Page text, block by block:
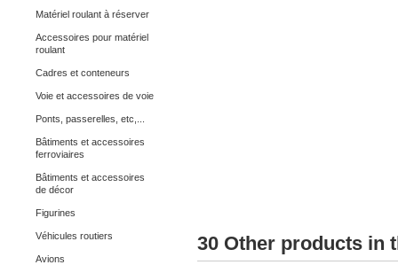
Matériel roulant à réserver
Accessoires pour matériel
roulant
Cadres et conteneurs
Voie et accessoires de voie
Ponts, passerelles, etc,...
Bâtiments et accessoires
ferroviaires
Bâtiments et accessoires
de décor
Figurines
Véhicules routiers
Avions
30 Other products in